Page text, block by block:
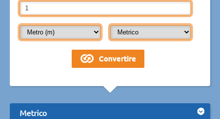
Metrico